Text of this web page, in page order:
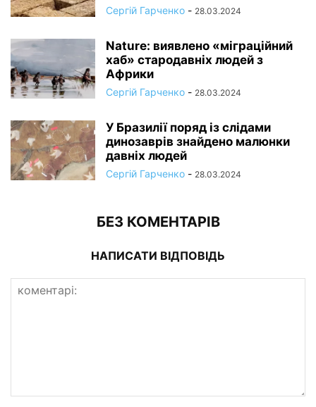
Сергій Гарченко - 28.03.2024
Nature: виявлено «міграційний
хаб» стародавніх людей з
Африки
Сергій Гарченко - 28.03.2024
У Бразилії поряд із слідами
динозаврів знайдено малюнки
давніх людей
Сергій Гарченко - 28.03.2024
БЕЗ КОМЕНТАРІВ
НАПИСАТИ ВІДПОВІДЬ